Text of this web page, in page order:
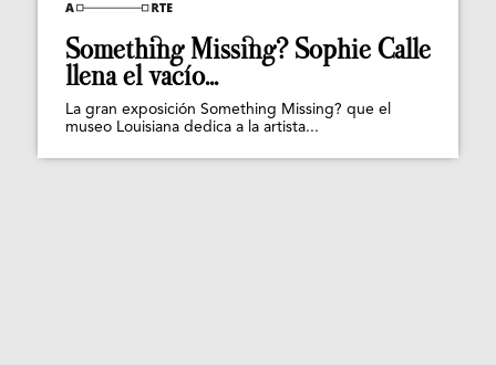
Something Missing? Sophie Calle
llena el vacío...
La gran exposición Something Missing? que el
museo Louisiana dedica a la artista...